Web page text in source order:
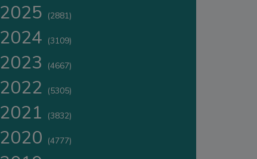
2025 (2881)
2024 (3109)
2023 (4667)
2022 (5305)
2021 (3832)
2020 (4777)